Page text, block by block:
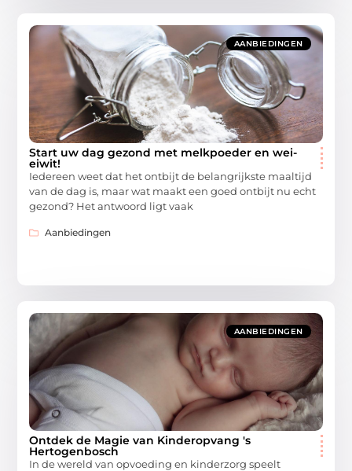
AANBIEDINGEN
Start uw dag gezond met melkpoeder en wei-
eiwit!
Iedereen weet dat het ontbijt de belangrijkste maaltijd
van de dag is, maar wat maakt een goed ontbijt nu echt
gezond? Het antwoord ligt vaak
Aanbiedingen
AANBIEDINGEN
Ontdek de Magie van Kinderopvang 's
Hertogenbosch
In de wereld van opvoeding en kinderzorg speelt